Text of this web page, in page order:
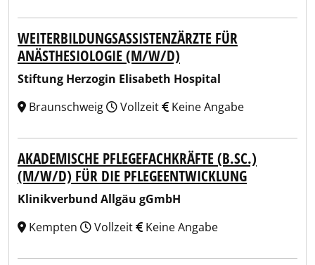
WEITERBILDUNGSASSISTENZÄRZTE FÜR
ANÄSTHESIOLOGIE (M/W/D)
Stiftung Herzogin Elisabeth Hospital
Braunschweig
Vollzeit Keine Angabe
AKADEMISCHE PFLEGEFACHKRÄFTE (B.SC.)
(M/W/D) FÜR DIE PFLEGEENTWICKLUNG
Klinikverbund Allgäu gGmbH
Kempten
Vollzeit Keine Angabe